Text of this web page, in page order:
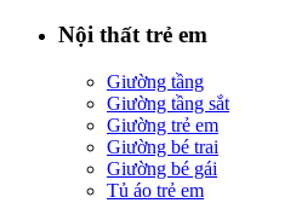
Nội thất trẻ em
Giường tầng
Giường tầng sắt
Giường trẻ em
Giường bé trai
Giường bé gái
Tủ áo trẻ em